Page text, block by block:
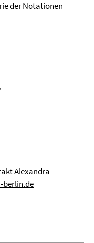
der Notationen
Alexandra
berlin.de